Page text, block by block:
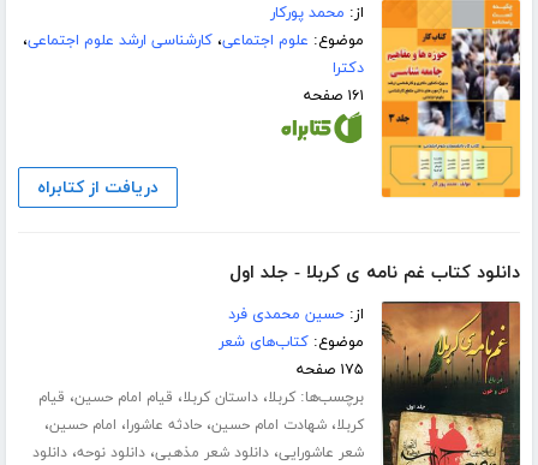
از: محمد پورکار
موضوع: علوم اجتماعی،کارشناسی ارشد علوم اجتماعی،
دکترا
۱۶۱ صفحه
دریافت از کتابراه
دانلود کتاب غم نامه ی کربلا - جلد اول
از:حسین محمدی فرد
موضوع:کتاب‌های شعر
۱۷۵ صفحه
برچسب‌ها:کربلا،داستان کربلا، قیام امام حسین، قیام
کربلا،شهادت امام حسین،حادثه عاشورا، امام حسین،
شعر عاشورایی،دانلود شعر مذهبی،دانلود نوحه،دانلود